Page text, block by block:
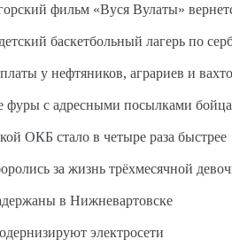
фильм «Вуся Вулаты»
баскетбольный лагерь по
у нефтяников, аграриев и
фуры с адресными посылками
ОКБ стало в четыре раза быстрее
за жизнь трёхмесячной
в Нижневартовске
электросети